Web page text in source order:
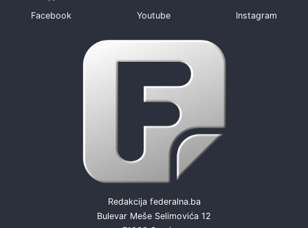
Facebook Youtube Instagram
Redakcija federalna.ba
Bulevar Meše Selimovića 12